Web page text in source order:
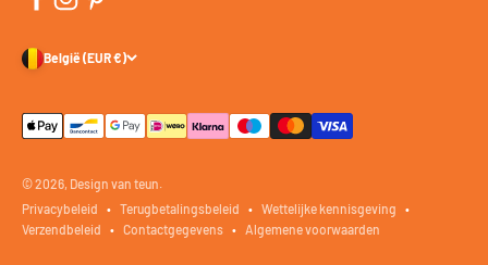
België (EUR €)
© 2026, Design van teun.
Privacybeleid
Terugbetalingsbeleid
Wettelijke kennisgeving
Verzendbeleid
Contactgegevens Algemene voorwaarden